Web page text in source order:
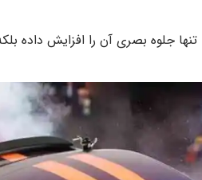
جلوه بصری آن را افزایش داده